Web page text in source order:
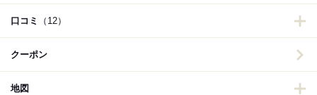
口コミ （12）
クーポン
地図